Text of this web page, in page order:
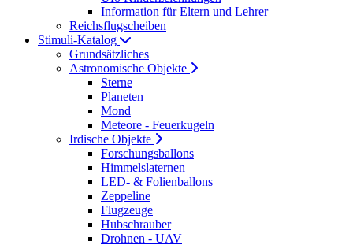
Information für Eltern und Lehrer
Reichsflugscheiben
Stimuli-Katalog
Grundsätzliches
Astronomische Objekte
Sterne
Planeten
Mond
Meteore - Feuerkugeln
Irdische Objekte
Forschungsballons
Himmelslaternen
LED- & Folienballons
Zeppeline
Flugzeuge
Hubschrauber
Drohnen - UAV